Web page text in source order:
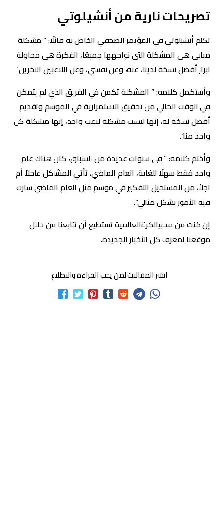
تصريحات نارية من أنشيلوتي
تكلم أنشيلوتي في المؤتمر الصحفي الخاص به قائلًا: ” مشكلة
مبابي هي المشكلة التي نواجهها جميعًا، الفكرة هي محاولة
ابراز أفضل نسخة لدينا، عنه، وعن نفسي، وعن اللاعبين الآخرين”
وأستكمل كلامه: ” المشكلة تكمن في الفريق الذي لم يتمكن
في الوقت الحالي من تحقيق الاستمرارية في الموسم وتقديم
أفضل نسخة له، إنها ليست مشكلة لاعب واحد، إنها مشكلة كل
واحد منا”.
وأختم كلامه: ” في سنوات عديدة من السباق، كان هناك عام
واحد فقط سهلًا للغاية، العام الماضي، تأتي المشاكل عاجلاً أم
آجلاً، من المستحيل التفكير في موسم مثل العام الماضي سارت
فيه الأمور بشكل مثالي”.
إن كنت من محبيالكرةالعالمية تستطيع أن تتابعنا من خلال
موقعنا لمعرف كل الأخبار الجديدة.
انشر المقالات لمن يحب القراءة والاطلاع